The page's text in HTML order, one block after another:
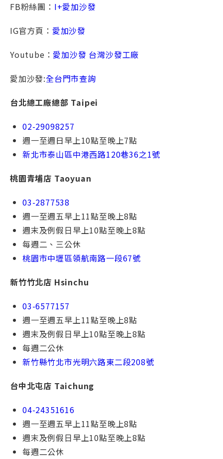
FB粉絲團： I+愛加沙發
IG官方頁： 愛加沙發
Youtube： 愛加沙發 台灣沙發工廠
愛加沙發:全台門市查詢
台北總⼯廠總部 Taipei
02-29098257
週一⾄週日早上10點⾄晚上7點
新北市泰⼭區中港⻄路120巷36之1號
桃園青埔店 Taoyuan
03-2877538
週一⾄週五早上11點⾄晚上8點
週末及例假⽇早上10點⾄晚上8點
每週⼆、三公休
桃園市中壢區領航南路一段67號
新竹竹北店 Hsinchu
03-6577157
週一⾄週五早上11點⾄晚上8點
週末及例假⽇早上10點⾄晚上8點
每週⼆公休
新竹縣竹北市光明六路東二段208號
台中北屯店 Taichung
04-24351616
週一⾄週五早上11點⾄晚上8點
週末及例假⽇早上10點⾄晚上8點
每週⼆公休